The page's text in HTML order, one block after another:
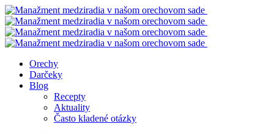
Orechy
Darčeky
Blog
Recepty
Aktuality
Často kladené otázky